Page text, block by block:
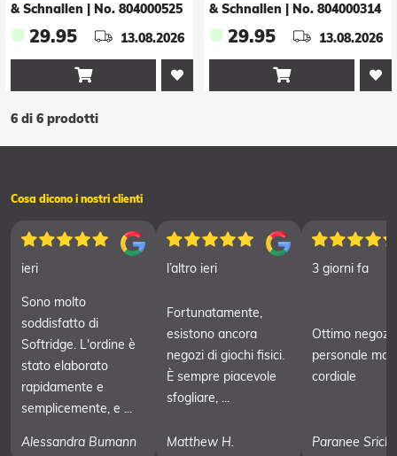
& Schnallen
No. 804000525
29.95 13.08.2026

& Schnallen
No. 804000314
29.95 13.08.2026

6 di 6 prodotti
Cosa dicono i nostri clienti
ieri
Sono molto
soddisfatto di
Softridge. L'ordine è
stato elaborato
rapidamente e
semplicemente, e ...
Alessandra Bumann
l’altro ieri
Fortunatamente,
esistono ancora
negozi di giochi fisici.
È sempre piacevole
sfogliare, ...
Matthew H.
3 giorni fa
Ottimo
personale
cordiale
Paranee